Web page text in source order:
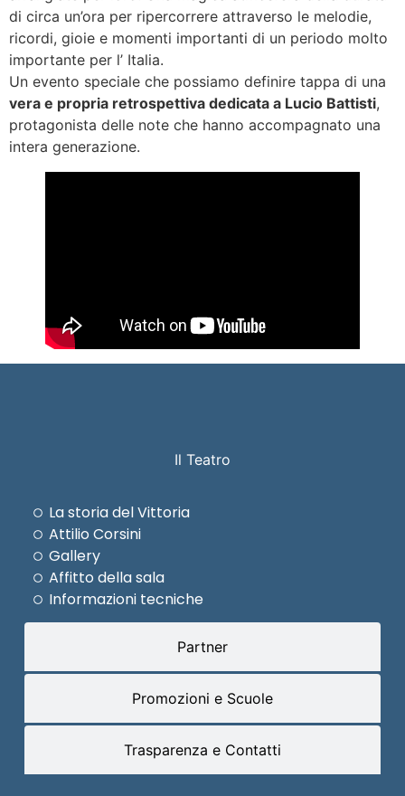
di circa un’ora per ripercorrere attraverso le melodie,
ricordi, gioie e momenti importanti di un periodo molto
importante per l’ Italia.
Un evento speciale che possiamo definire tappa di una
vera e propria retrospettiva dedicata a Lucio Battisti,
protagonista delle note che hanno accompagnato una
intera generazione.
Il Teatro
Partner
Promozioni e Scuole
Trasparenza e Contatti
La storia del Vittoria
Attilio Corsini
Gallery
Affitto della sala
Informazioni tecniche